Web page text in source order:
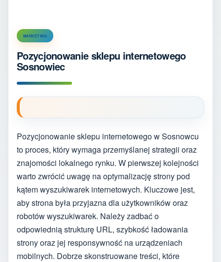
MARKETING
Pozycjonowanie sklepu internetowego
Sosnowiec
Pozycjonowanie sklepu internetowego w Sosnowcu
to proces, który wymaga przemyślanej strategii oraz
znajomości lokalnego rynku. W pierwszej kolejności
warto zwrócić uwagę na optymalizację strony pod
kątem wyszukiwarek internetowych. Kluczowe jest,
aby strona była przyjazna dla użytkowników oraz
robotów wyszukiwarek. Należy zadbać o
odpowiednią strukturę URL, szybkość ładowania
strony oraz jej responsywność na urządzeniach
mobilnych. Dobrze skonstruowane treści, które